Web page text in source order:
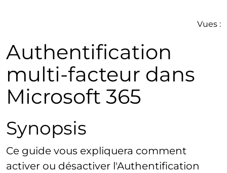
Vues :
Authentification
multi-facteur dans
Microsoft 365
Synopsis
Ce guide vous expliquera comment
activer ou désactiver l'Authentification